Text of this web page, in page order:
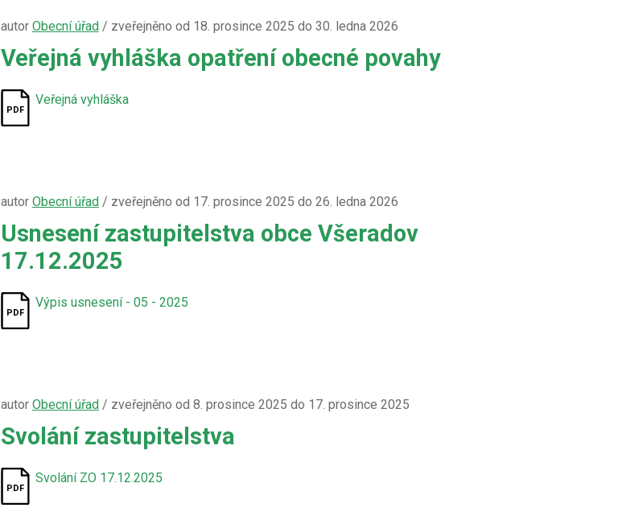
autor Obecní úřad/ zveřejněno od 18. prosince 2025 do 30. ledna 2026
Veřejná vyhláška opatření obecné povahy
Veřejná vyhláška
autor Obecní úřad/ zveřejněno od 17. prosince 2025 do 26. ledna 2026
Usnesení zastupitelstva obce Všeradov
17.12.2025
Výpis usnesení - 05 - 2025
autor Obecní úřad/ zveřejněno od 8. prosince 2025 do 17. prosince 2025
Svolání zastupitelstva
Svolání ZO 17.12.2025